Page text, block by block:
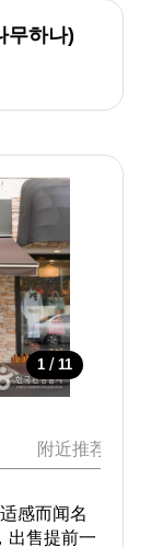
무하나)
1 / 11
附近推荐景点
感而闻名
出售提前一